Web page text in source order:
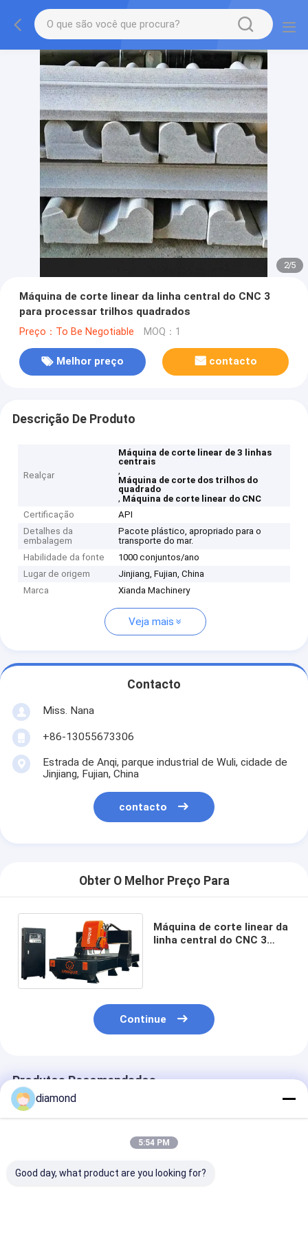
2/5
Máquina de corte linear da linha central do CNC 3
para processar trilhos quadrados
Preço：To Be Negotiable MOQ：1
Melhor preço contacto
Descrição De Produto
Realçar
Máquina de corte linear de 3 linhas
centrais
,
Máquina de corte dos trilhos do
quadrado
, Máquina de corte linear do CNC
Certificação
API
Detalhes da
embalagem
Pacote plástico, apropriado para o
transporte do mar.
Habilidade da fonte
1000 conjuntos/ano
Lugar de origem
Jinjiang, Fujian, China
Marca
Xianda Machinery
Veja mais
Contacto
Miss. Nana
+86-13055673306
Estrada de Anqi, parque industrial de Wuli, cidade de
Jinjiang, Fujian, China
contacto
Obter O Melhor Preço Para
Máquina de corte linear da
linha central do CNC 3
Continue
Produtos Recomendados
diamond
5:54 PM
Good day, what product are you looking for?